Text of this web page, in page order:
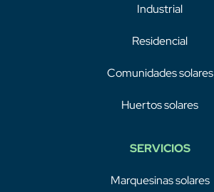
Industrial
Residencial
Comunidades solares
Huertos solares
SERVICIOS
Marquesinas solares